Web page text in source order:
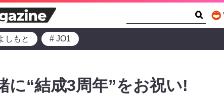
しもと # JO1
に“結成3周年”をお祝い!